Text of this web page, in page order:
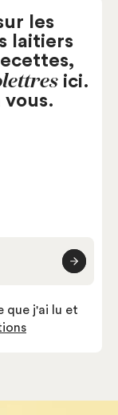
les
laitiers
ici.
vous.
que j'ai lu et